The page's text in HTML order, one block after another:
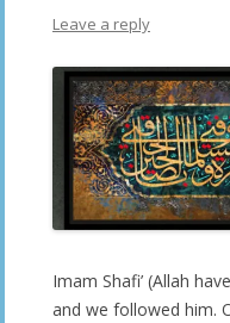
Leave a reply
Imam Shafi’ (Allah
and we followed him.